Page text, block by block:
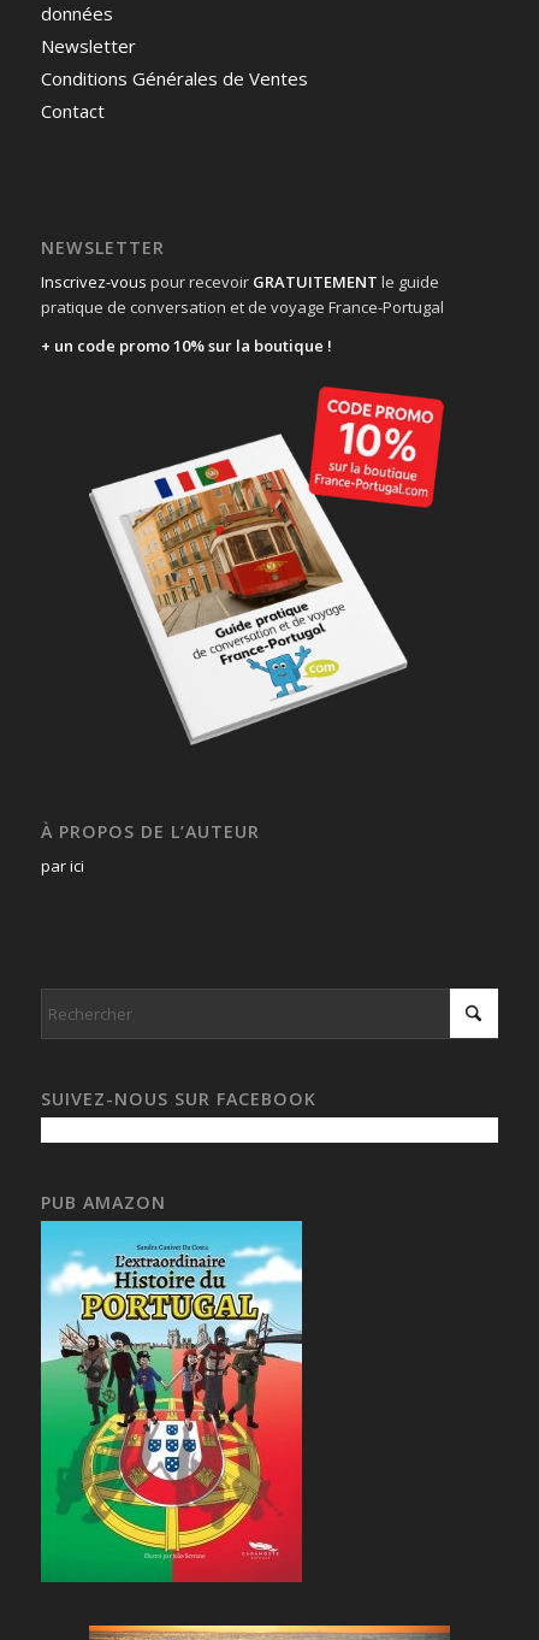
données
Newsletter
Conditions Générales de Ventes
Contact
NEWSLETTER
Inscrivez-vous pour recevoir GRATUITEMENT le guide
pratique de conversation et de voyage France-Portugal
+ un code promo 10% sur la boutique !
À PROPOS DE L’AUTEUR
par ici
SUIVEZ-NOUS SUR FACEBOOK
PUB AMAZON